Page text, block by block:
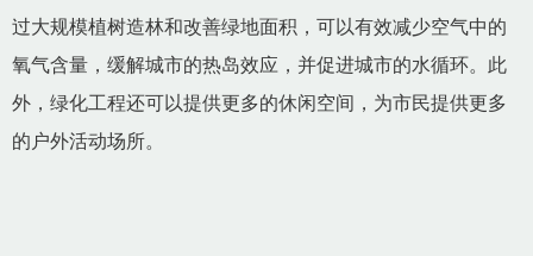
过大规模植树造林和改善绿地面积，可以有效减少空气中的
氧气含量，缓解城市的热岛效应，并促进城市的水循环。此
外，绿化工程还可以提供更多的休闲空间，为市民提供更多
的户外活动场所。